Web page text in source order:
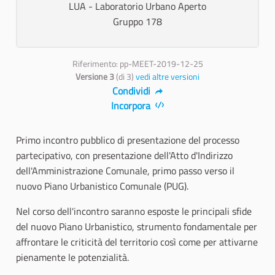
LUA - Laboratorio Urbano Aperto
Gruppo 178
Riferimento: pp-MEET-2019-12-25
Versione 3(di 3)vedi altre versioni
Condividi
Incorpora
Primo incontro pubblico di presentazione del processo
partecipativo, con presentazione dell'Atto d'Indirizzo
dell'Amministrazione Comunale, primo passo verso il
nuovo Piano Urbanistico Comunale (PUG).
Nel corso dell'incontro saranno esposte le principali sfide
del nuovo Piano Urbanistico, strumento fondamentale per
affrontare le criticità del territorio così come per attivarne
pienamente le potenzialità.